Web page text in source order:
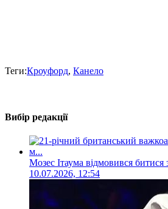
Теги:Кроуфорд, Канело
Вибір редакції
Мозес Ітаума відмовився
10.07.2026, 12:54